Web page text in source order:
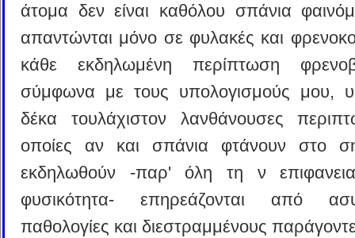
άτομα δεν είναι καθόλου σπάνια
απαντώνται μόνο σε φυλακές και
κάθε εκδηλωμένη περίπτωση
σύμφωνα με τους υπολογισμούς μου,
δέκα τουλάχιστον λανθάνουσες
οποίες αν και σπάνια φτάνουν στο
εκδηλωθούν -παρ' όλη τη ν
φυσικότητα- επηρεάζονται από
παθολογίες και διεστραμμένους